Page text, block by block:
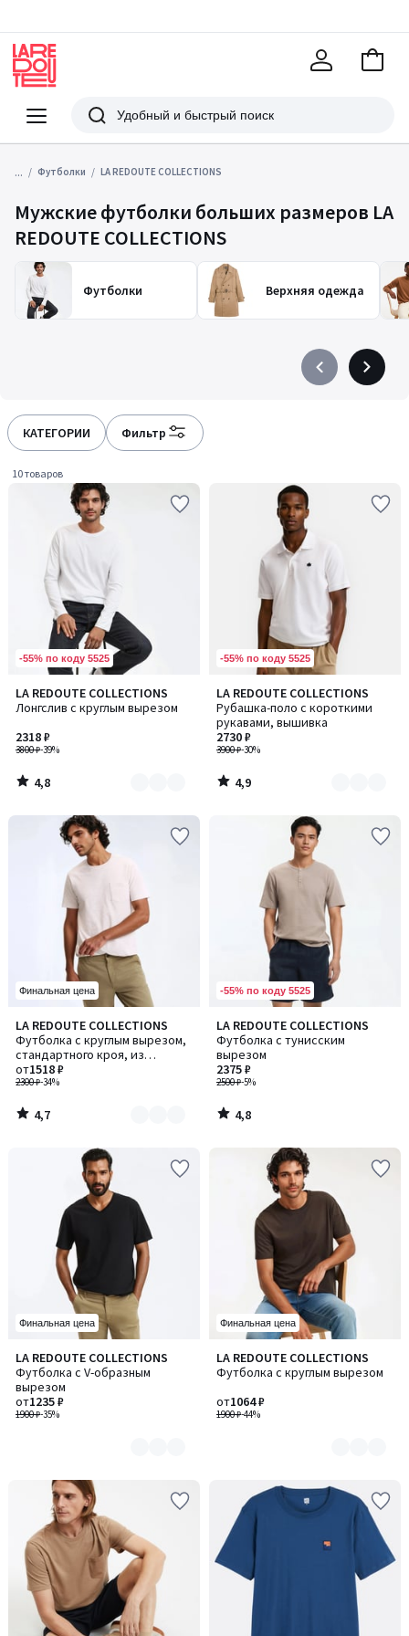
Меню
Redoute
Поиск
В
... Футболки LA REDOUTE COLLECTIONS
Мужские футболки больших размеров LA
REDOUTE COLLECTIONS
Футболки Верхняя одежда
PrécédentSuivant
КАТЕГОРИИ Фильтр
10 товаров
-55% по коду 5525
LA REDOUTE COLLECTIONS
Лонгслив с круглым вырезом
3800 ₽-39%
2318 ₽
4,8
/ 5
Количество
цветов:
2
4,8
/
-55% по коду 5525
LA REDOUTE COLLECTIONS
Рубашка-поло с короткими
рукавами, вышивка
3900 ₽-30%
2730 ₽
4,9
/ 5
Количество
цветов:
2
4,9
/
Финальная цена
LA REDOUTE COLLECTIONS
Футболка с круглым вырезом,
стандартного кроя, из
хлопковой ткани с
утолщениями
2300 ₽-34%
от1518 ₽
4,7
/ 5
Количество
цветов:
3
4,7
/
-55% по коду 5525
LA REDOUTE COLLECTIONS
Футболка с тунисским
вырезом
2500 ₽-5%
2375 ₽
4,8
/ 5
4,8
/
Финальная цена
LA REDOUTE COLLECTIONS
Футболка с V-образным
вырезом
1900 ₽-35%
от1235 ₽
Количество
цветов:
5
Финальная цена
LA REDOUTE COLLECTIONS
Футболка с круглым вырезом
1900 ₽-44%
от1064 ₽
Количество
цветов: